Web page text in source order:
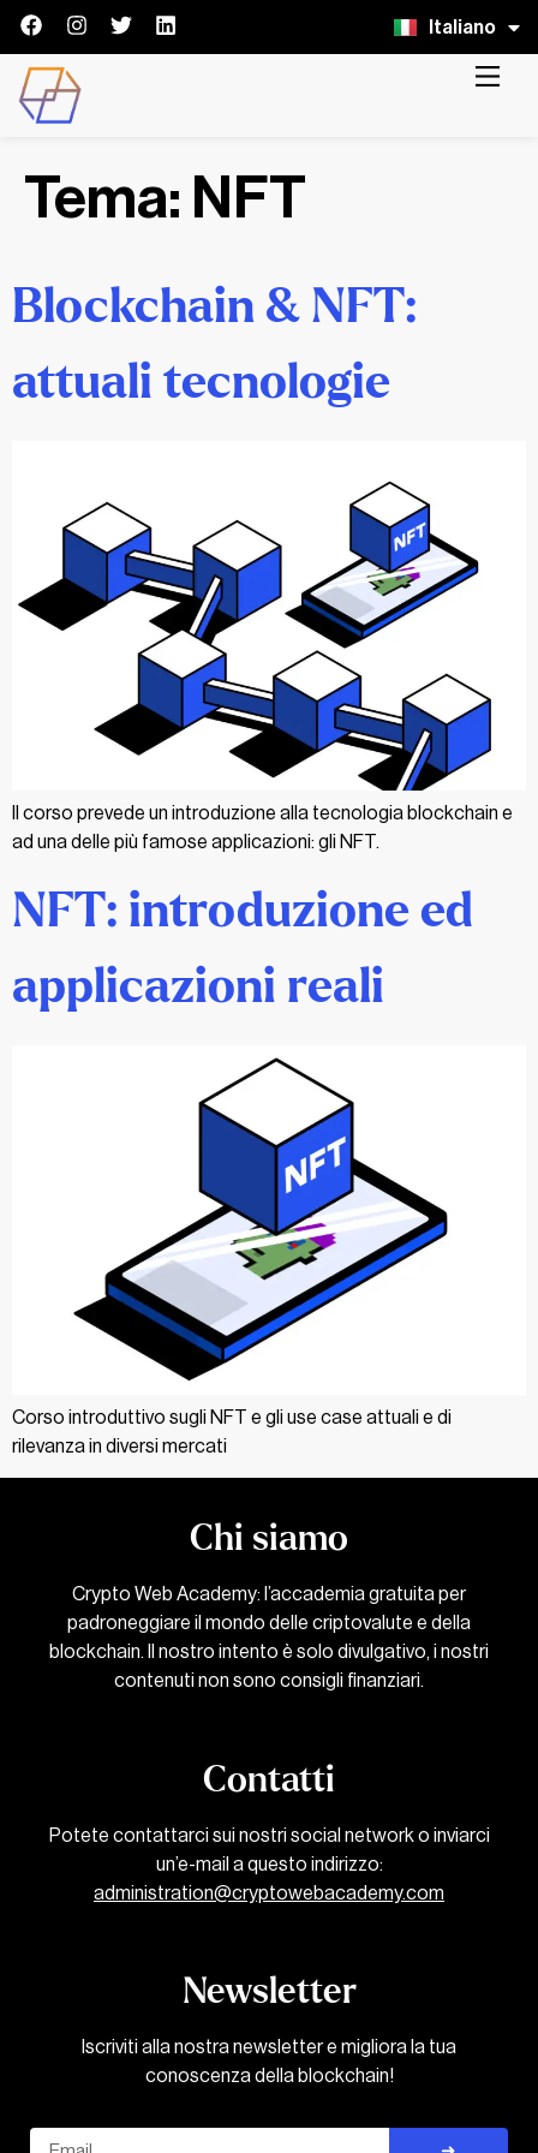
Italiano
English
Tema: NFT
Blockchain & NFT:
attuali tecnologie
Il corso prevede un introduzione alla tecnologia blockchain e
ad una delle più famose applicazioni: gli NFT.
NFT: introduzione ed
applicazioni reali
Corso introduttivo sugli NFT e gli use case attuali e di
rilevanza in diversi mercati
Chi siamo
Crypto Web Academy: l’accademia gratuita per
padroneggiare il mondo delle criptovalute e della
blockchain. Il nostro intento è solo divulgativo, i nostri
contenuti non sono consigli finanziari.
Newsletter
Iscriviti alla nostra newsletter e migliora la tua
conoscenza della blockchain!
Contatti
Potete contattarci sui nostri social network o inviarci
un’e-mail a questo indirizzo:
administration@cryptowebacademy.com